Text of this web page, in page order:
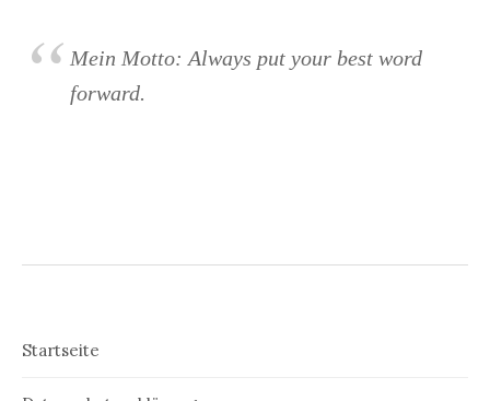
Mein Motto: Always put your best word
forward.
Startseite